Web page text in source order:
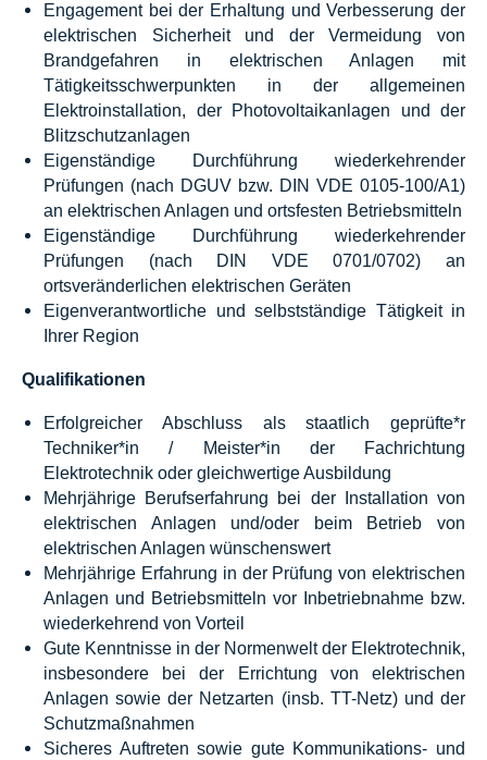
Engagement bei der Erhaltung und Verbesserung der
elektrischen Sicherheit und der Vermeidung von
Brandgefahren in elektrischen Anlagen mit
Tätigkeitsschwerpunkten in der allgemeinen
Elektroinstallation, der Photovoltaikanlagen und der
Blitzschutzanlagen
Eigenständige Durchführung wiederkehrender
Prüfungen (nach DGUV bzw. DIN VDE 0105-100/A1)
an elektrischen Anlagen und ortsfesten Betriebsmitteln
Eigenständige Durchführung wiederkehrender
Prüfungen (nach DIN VDE 0701/0702) an
ortsveränderlichen elektrischen Geräten
Eigenverantwortliche und selbstständige Tätigkeit in
Ihrer Region
Qualifikationen
Erfolgreicher Abschluss als staatlich geprüfte*r
Techniker*in / Meister*in der Fachrichtung
Elektrotechnik oder gleichwertige Ausbildung
Mehrjährige Berufserfahrung bei der Installation von
elektrischen Anlagen und/oder beim Betrieb von
elektrischen Anlagen wünschenswert
Mehrjährige Erfahrung in der Prüfung von elektrischen
Anlagen und Betriebsmitteln vor Inbetriebnahme bzw.
wiederkehrend von Vorteil
Gute Kenntnisse in der Normenwelt der Elektrotechnik,
insbesondere bei der Errichtung von elektrischen
Anlagen sowie der Netzarten (insb. TT-Netz) und der
Schutzmaßnahmen
Sicheres Auftreten sowie gute Kommunikations- und